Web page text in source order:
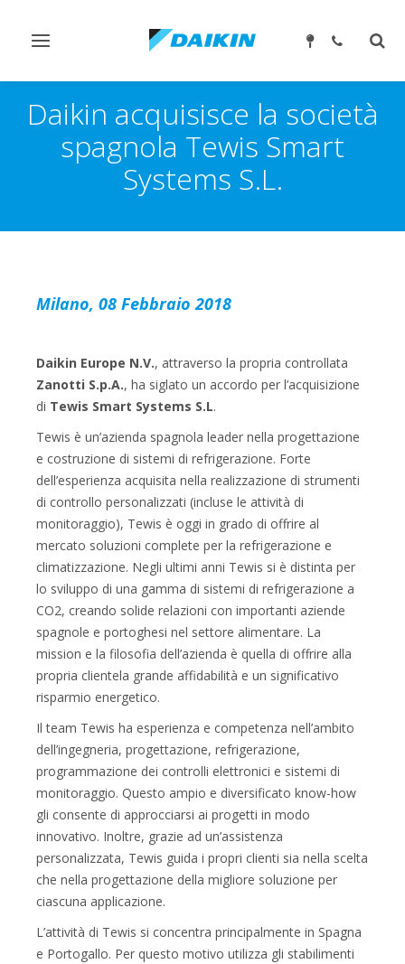
Attiva/disattiva
Daikin acquisisce la società
spagnola Tewis Smart
Systems S.L.
Milano, 08 Febbraio 2018
Daikin Europe N.V., attraverso la propria controllata
Zanotti S.p.A., ha siglato un accordo per l’acquisizione
di Tewis Smart Systems S.L.
Tewis è un’azienda spagnola leader nella progettazione
e costruzione di sistemi di refrigerazione. Forte
dell’esperienza acquisita nella realizzazione di strumenti
di controllo personalizzati (incluse le attività di
monitoraggio), Tewis è oggi in grado di offrire al
mercato soluzioni complete per la refrigerazione e
climatizzazione. Negli ultimi anni Tewis si è distinta per
lo sviluppo di una gamma di sistemi di refrigerazione a
CO2, creando solide relazioni con importanti aziende
spagnole e portoghesi nel settore alimentare. La
mission e la filosofia dell’azienda è quella di offrire alla
propria clientela grande affidabilità e un significativo
risparmio energetico.
Il team Tewis ha esperienza e competenza nell’ambito
dell’ingegneria, progettazione, refrigerazione,
programmazione dei controlli elettronici e sistemi di
monitoraggio. Questo ampio e diversificato know-how
gli consente di approcciarsi ai progetti in modo
innovativo. Inoltre, grazie ad un’assistenza
personalizzata, Tewis guida i propri clienti sia nella scelta
che nella progettazione della migliore soluzione per
ciascuna applicazione.
L’attività di Tewis si concentra principalmente in Spagna
e Portogallo. Per questo motivo utilizza gli stabilimenti